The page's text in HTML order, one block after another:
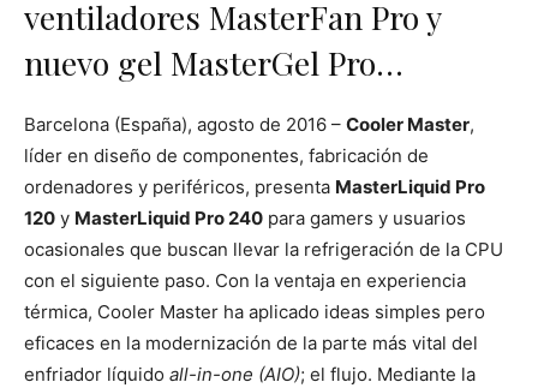
ventiladores MasterFan Pro y
nuevo gel MasterGel Pro…
Barcelona (España), agosto de 2016 – Cooler Master,
líder en diseño de componentes, fabricación de
ordenadores y periféricos, presenta MasterLiquid Pro
120 y MasterLiquid Pro 240 para gamers y usuarios
ocasionales que buscan llevar la refrigeración de la CPU
con el siguiente paso. Con la ventaja en experiencia
térmica, Cooler Master ha aplicado ideas simples pero
eficaces en la modernización de la parte más vital del
enfriador líquido all-in-one (AIO); el flujo. Mediante la